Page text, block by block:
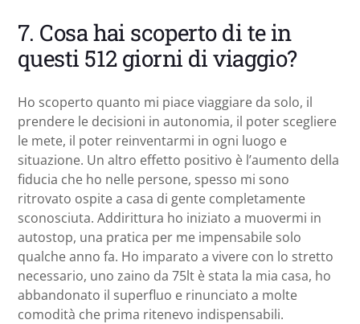
7. Cosa hai scoperto di te in
questi 512 giorni di viaggio?
Ho scoperto quanto mi piace viaggiare da solo, il
prendere le decisioni in autonomia, il poter scegliere
le mete, il poter reinventarmi in ogni luogo e
situazione. Un altro effetto positivo è l’aumento della
fiducia che ho nelle persone, spesso mi sono
ritrovato ospite a casa di gente completamente
sconosciuta. Addirittura ho iniziato a muovermi in
autostop, una pratica per me impensabile solo
qualche anno fa. Ho imparato a vivere con lo stretto
necessario, uno zaino da 75lt è stata la mia casa, ho
abbandonato il superfluo e rinunciato a molte
comodità che prima ritenevo indispensabili.